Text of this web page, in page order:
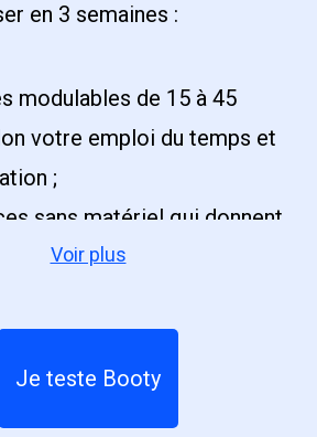
en 3 semaines :
modulables de 15 à 45
votre emploi du temps et
;
sans matériel qui donnent
fessiers : squat, relevé de
leurs variantes ;
ciblé sur les muscles
Voir plus
Je teste Booty